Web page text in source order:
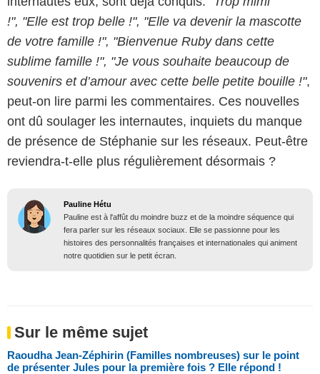
!", "Elle est trop belle !", "Elle va devenir la mascotte
de votre famille !", "Bienvenue Ruby dans cette
sublime famille !", "Je vous souhaite beaucoup de
souvenirs et d’amour avec cette belle petite bouille !",
peut-on lire parmi les commentaires. Ces nouvelles
ont dû soulager les internautes, inquiets du manque
de présence de Stéphanie sur les réseaux. Peut-être
reviendra-t-elle plus régulièrement désormais ?
Pauline Hétu
Pauline est à l'affût du moindre buzz et de la moindre séquence qui
fera parler sur les réseaux sociaux. Elle se passionne pour les
histoires des personnalités françaises et internationales qui animent
notre quotidien sur le petit écran.
Sur le même sujet
Raoudha Jean-Zéphirin (Familles nombreuses) sur le point
de présenter Jules pour la première fois ? Elle répond !